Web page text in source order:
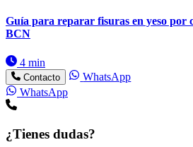
Guía para reparar fisuras en yeso por
BCN
4 min
Contacto
WhatsApp
WhatsApp
¿Tienes dudas?